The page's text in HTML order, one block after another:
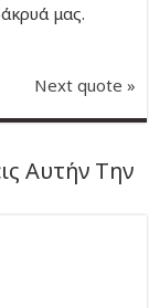
μας.
Next quote »
Αυτήν Την